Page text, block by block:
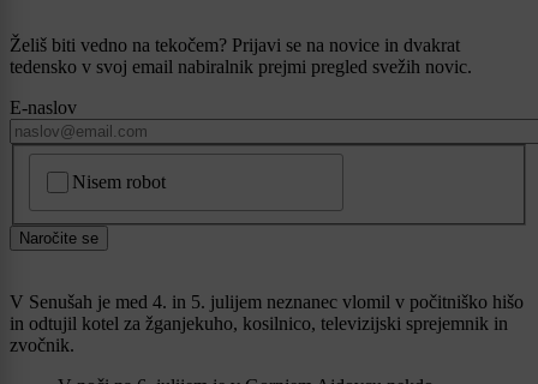
Želiš biti vedno na tekočem? Prijavi se na novice in dvakrat
tedensko v svoj email nabiralnik prejmi pregled svežih novic.
E-naslov
Nisem robot
Naročite se
V Senušah je med 4. in 5. julijem neznanec vlomil v počitniško hišo
in odtujil kotel za žganjekuho, kosilnico, televizijski sprejemnik in
zvočnik.